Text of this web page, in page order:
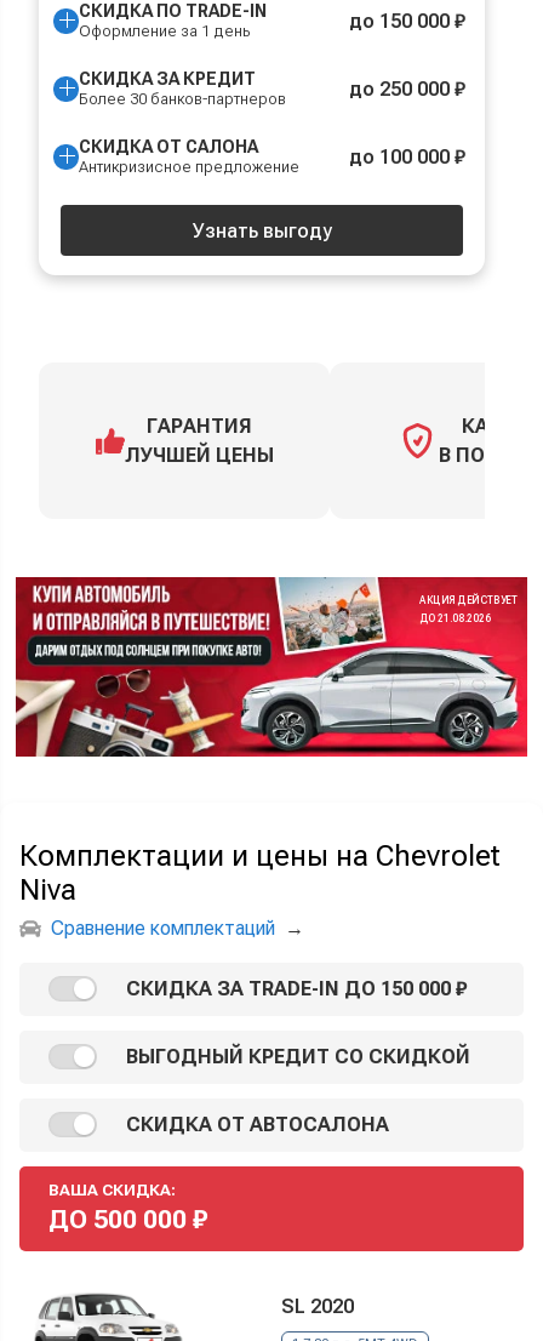
СКИДКА ПО TRADE-IN
Оформление за 1 день до 150 000 ₽
СКИДКА ЗА КРЕДИТ
Более 30 банков-партнеров до 250 000 ₽
СКИДКА ОТ САЛОНА
Антикризисное предложение до 100 000 ₽
Узнать выгоду
ГАРАНТИЯ
ЛУЧШЕЙ ЦЕНЫ
КАСКО
В
АКЦИЯ ДЕЙСТВУЕТ
ДО 21.08.2026
Комплектации и цены на Chevrolet
Niva
Сравнение комплектаций →
СКИДКА ЗА TRADE-IN ДО 150 000 ₽
ВЫГОДНЫЙ КРЕДИТ СО СКИДКОЙ
СКИДКА ОТ АВТОСАЛОНА
ВАША СКИДКА:
ДО 500 000 ₽
SL 2020